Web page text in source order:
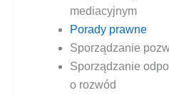
mediacyjnym
Pora­dy prawne
Spo­rzą­dza­nie
Spo­rzą­dza­nie
o rozwód